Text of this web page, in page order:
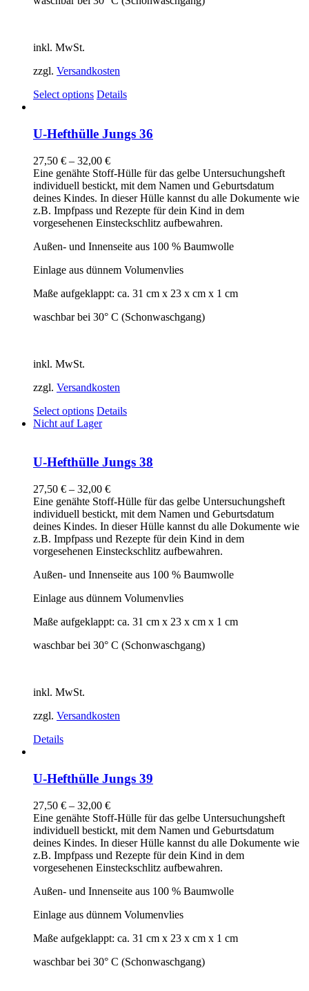
inkl. MwSt.
zzgl. Versandkosten
Select options Details
U-Hefthülle Jungs 36
27,50 € – 32,00 €
Eine genähte Stoff-Hülle für das gelbe Untersuchungsheft
individuell bestickt, mit dem Namen und Geburtsdatum
deines Kindes. In dieser Hülle kannst du alle Dokumente wie
z.B. Impfpass und Rezepte für dein Kind in dem
vorgesehenen Einsteckschlitz aufbewahren.
Außen- und Innenseite aus 100 % Baumwolle
Einlage aus dünnem Volumenvlies
Maße aufgeklappt: ca. 31 cm x 23 x cm x 1 cm
waschbar bei 30° C (Schonwaschgang)
inkl. MwSt.
zzgl. Versandkosten
Select options Details
Nicht auf Lager
U-Hefthülle Jungs 38
27,50 € – 32,00 €
Eine genähte Stoff-Hülle für das gelbe Untersuchungsheft
individuell bestickt, mit dem Namen und Geburtsdatum
deines Kindes. In dieser Hülle kannst du alle Dokumente wie
z.B. Impfpass und Rezepte für dein Kind in dem
vorgesehenen Einsteckschlitz aufbewahren.
Außen- und Innenseite aus 100 % Baumwolle
Einlage aus dünnem Volumenvlies
Maße aufgeklappt: ca. 31 cm x 23 x cm x 1 cm
waschbar bei 30° C (Schonwaschgang)
inkl. MwSt.
zzgl. Versandkosten
Details
U-Hefthülle Jungs 39
27,50 € – 32,00 €
Eine genähte Stoff-Hülle für das gelbe Untersuchungsheft
individuell bestickt, mit dem Namen und Geburtsdatum
deines Kindes. In dieser Hülle kannst du alle Dokumente wie
z.B. Impfpass und Rezepte für dein Kind in dem
vorgesehenen Einsteckschlitz aufbewahren.
Außen- und Innenseite aus 100 % Baumwolle
Einlage aus dünnem Volumenvlies
Maße aufgeklappt: ca. 31 cm x 23 x cm x 1 cm
waschbar bei 30° C (Schonwaschgang)